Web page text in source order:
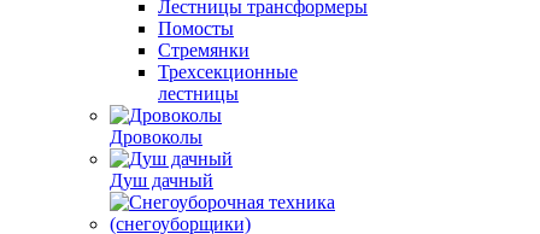
Лестницы трансформеры
Помосты
Стремянки
Трехсекционные
лестницы
Дровоколы
Душ дачный